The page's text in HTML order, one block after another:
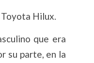
Hilux.
que era
su parte, en la